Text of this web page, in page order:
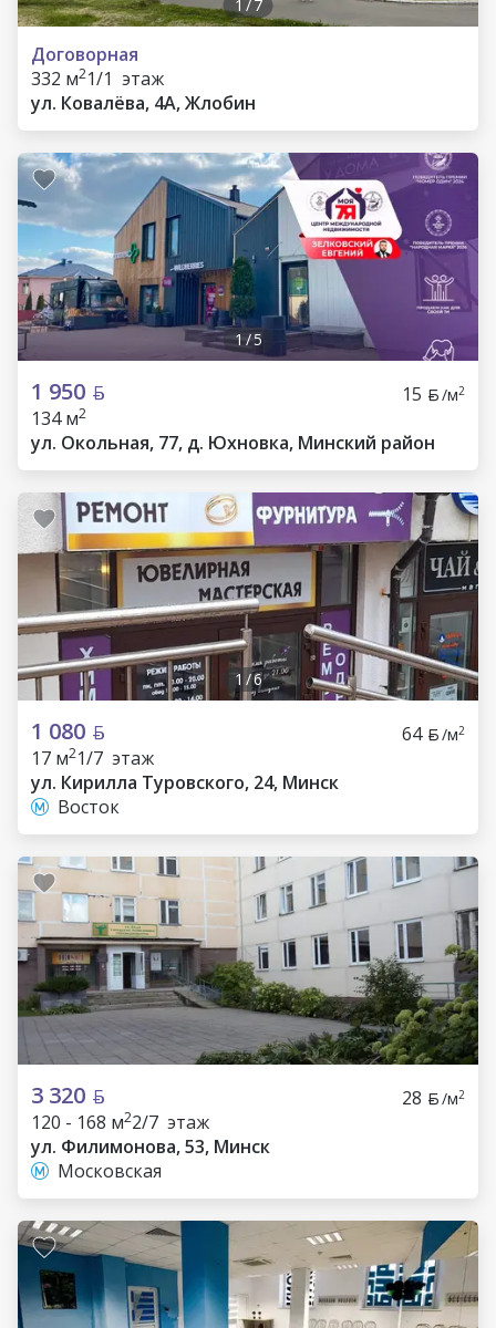
1 /7
Договорная
332 м21/1 этаж
ул. Ковалёва, 4А, Жлобин
1/5
1 950 15 /м2
134 м2
ул. Окольная, 77, д. Юхновка, Минский район
1 /6
1 080 64 /м2
17 м21/7 этаж
ул. Кирилла Туровского, 24, Минск
Восток
3 320 28 /м2
120 - 168 м22/7 этаж
ул. Филимонова, 53, Минск
Московская